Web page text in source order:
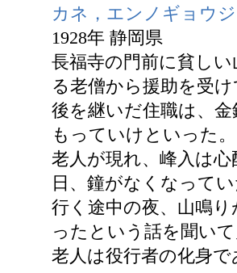
カネ，エンノギョウ
1928年 静岡県
長福寺の門前に貧し
る老僧から援助を受
後を継いだ住職は、
もっていけといった
老人が現れ、峰入は
日、鐘がなくなって
行く途中の夜、山鳴
ったという話を聞い
老人は役行者の化身